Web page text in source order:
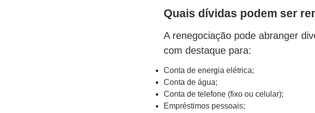
Quais dívidas podem ser
A renegociação pode abranger
com destaque para:
Conta de energia elétrica;
Conta de água;
Conta de telefone (fixo ou celular);
Empréstimos pessoais;